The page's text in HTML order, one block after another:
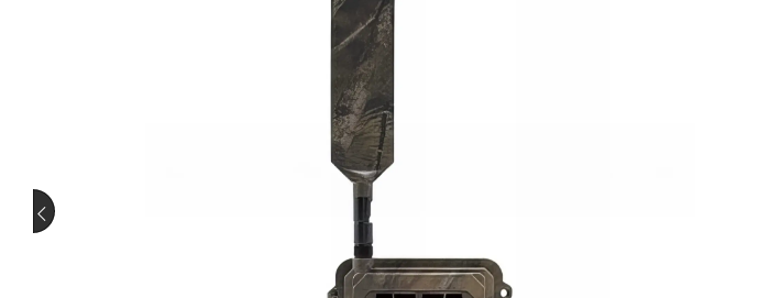
Halter
Schutzhüllen
Pirschjagd